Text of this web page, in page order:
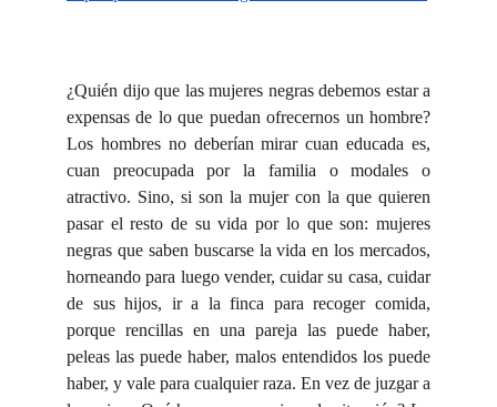
¿Quién dijo que las mujeres negras debemos estar a
expensas de lo que puedan ofrecernos un hombre?
Los hombres no deberían mirar cuan educada es,
cuan preocupada por la familia o modales o
atractivo. Sino, si son la mujer con la que quieren
pasar el resto de su vida por lo que son: mujeres
negras que saben buscarse la vida en los mercados,
horneando para luego vender, cuidar su casa, cuidar
de sus hijos, ir a la finca para recoger comida,
porque rencillas en una pareja las puede haber,
peleas las puede haber, malos entendidos los puede
haber, y vale para cualquier raza. En vez de juzgar a